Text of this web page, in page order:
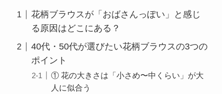
花柄ブラウスが「おばさんっぽい」と感じ
る原因はどこにある？
40代・50代が選びたい花柄ブラウスの3つの
ポイント
① 花の大きさは「小さめ〜中くらい」が大
人に似合う